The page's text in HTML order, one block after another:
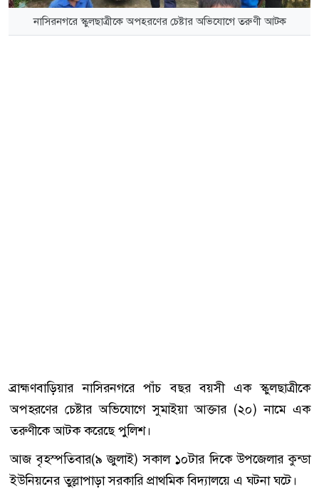
নাসিরনগরে স্কুলছাত্রীকে অপহরণের চেষ্টার অভিযোগে তরুণী আটক
ব্রাহ্মণবাড়িয়ার নাসিরনগরে পাঁচ বছর বয়সী এক স্কুলছাত্রীকে
অপহরণের চেষ্টার অভিযোগে সুমাইয়া আক্তার (২০) নামে এক
তরুণীকে আটক করেছে পুলিশ।
আজ বৃহস্পতিবার(৯ জুলাই) সকাল ১০টার দিকে উপজেলার কুন্ডা
ইউনিয়নের তুল্লাপাড়া সরকারি প্রাথমিক বিদ্যালয়ে এ ঘটনা ঘটে।